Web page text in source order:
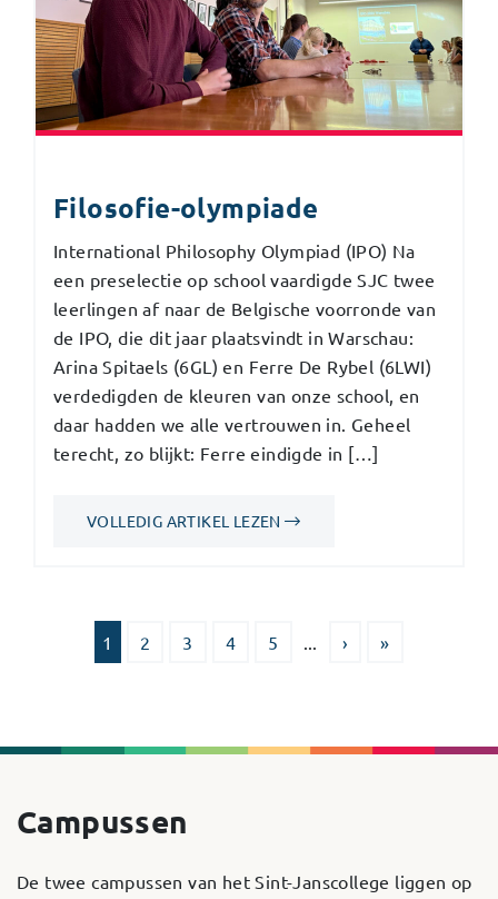
Filosofie-olympiade
International Philosophy Olympiad (IPO) Na
een preselectie op school vaardigde SJC twee
leerlingen af naar de Belgische voorronde van
de IPO, die dit jaar plaatsvindt in Warschau:
Arina Spitaels (6GL) en Ferre De Rybel (6LWI)
verdedigden de kleuren van onze school, en
daar hadden we alle vertrouwen in. Geheel
terecht, zo blijkt: Ferre eindigde in […]
VOLLEDIG ARTIKEL LEZEN
1 2 3 4 5 › »
Campussen
De twee campussen van het Sint-Janscollege liggen op